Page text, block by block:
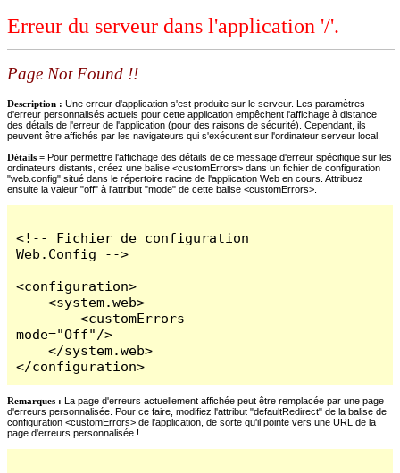
Erreur du serveur dans l'application '/'.
Page Not Found !!
Description : Une erreur d'application s'est produite sur le serveur. Les paramètres
d'erreur personnalisés actuels pour cette application empêchent l'affichage à distance
des détails de l'erreur de l'application (pour des raisons de sécurité). Cependant, ils
peuvent être affichés par les navigateurs qui s'exécutent sur l'ordinateur serveur local.
Détails = Pour permettre l'affichage des détails de ce message d'erreur spécifique sur les
ordinateurs distants, créez une balise <customErrors> dans un fichier de configuration
"web.config" situé dans le répertoire racine de l'application Web en cours. Attribuez
ensuite la valeur "off" à l'attribut "mode" de cette balise <customErrors>.
<!-- Fichier de configuration
Web.Config -->
<configuration>
    <system.web>
        <customErrors
mode="Off"/>
    </system.web>
</configuration>
Remarques : La page d'erreurs actuellement affichée peut être remplacée par une page
d'erreurs personnalisée. Pour ce faire, modifiez l'attribut "defaultRedirect" de la balise de
configuration <customErrors> de l'application, de sorte qu'il pointe vers une URL de la
page d'erreurs personnalisée !